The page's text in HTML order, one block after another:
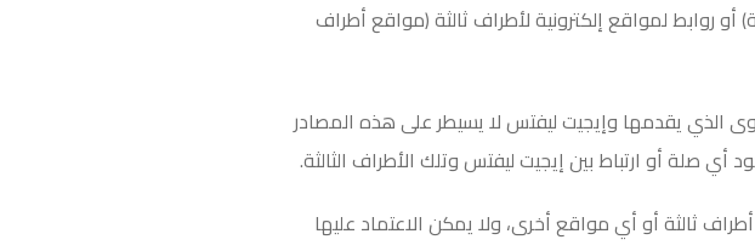
روابط لمواقع إلكترونية لأطراف ثالثة (مواقع أطراف
الذي يقدمها وإيجيت ليفتس لا يسيطر على هذه المصادر
صلة أو ارتباط بين إيجيت ليفتس وتلك الأطراف الثالثة.
ثالثة أو أي مواقع أخرى، ولا يمكن الاعتماد عليها